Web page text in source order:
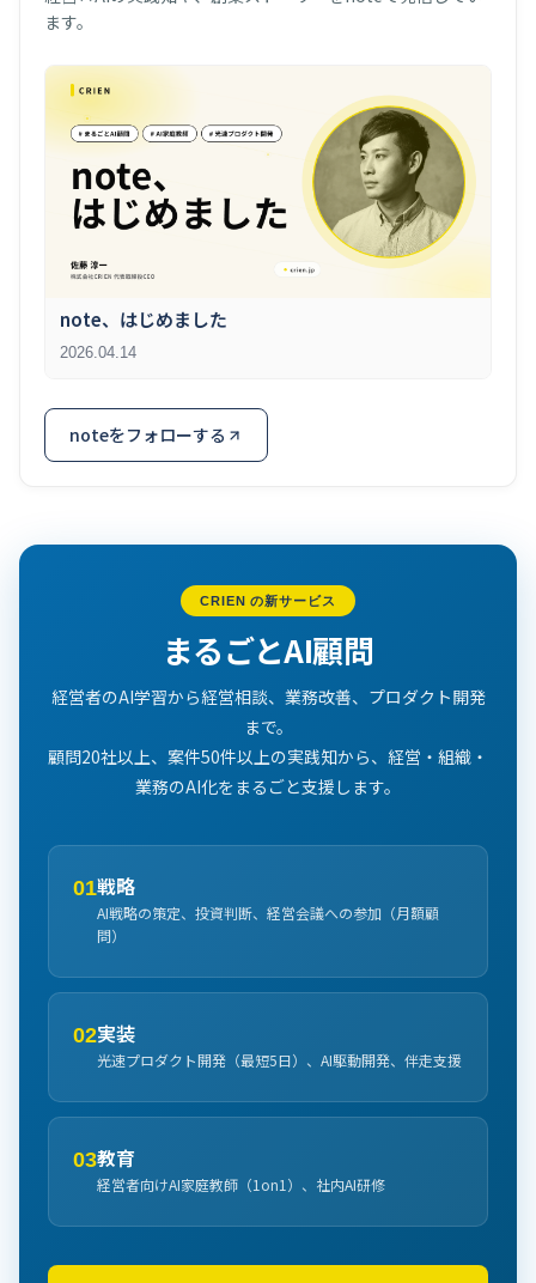
ます。
note、はじめました
2026.04.14
noteをフォローする
CRIEN の新サービス
まるごとAI顧問
経営者のAI学習から経営相談、業務改善、プロダクト開発
まで。
顧問20社以上、案件50件以上の実践知から、経営・組織・
業務のAI化をまるごと支援します。
01戦略
AI戦略の策定、投資判断、経営会議への参加（月額顧
問）
02実装
光速プロダクト開発（最短5日）、AI駆動開発、伴走支援
03教育
経営者向けAI家庭教師（1on1）、社内AI研修